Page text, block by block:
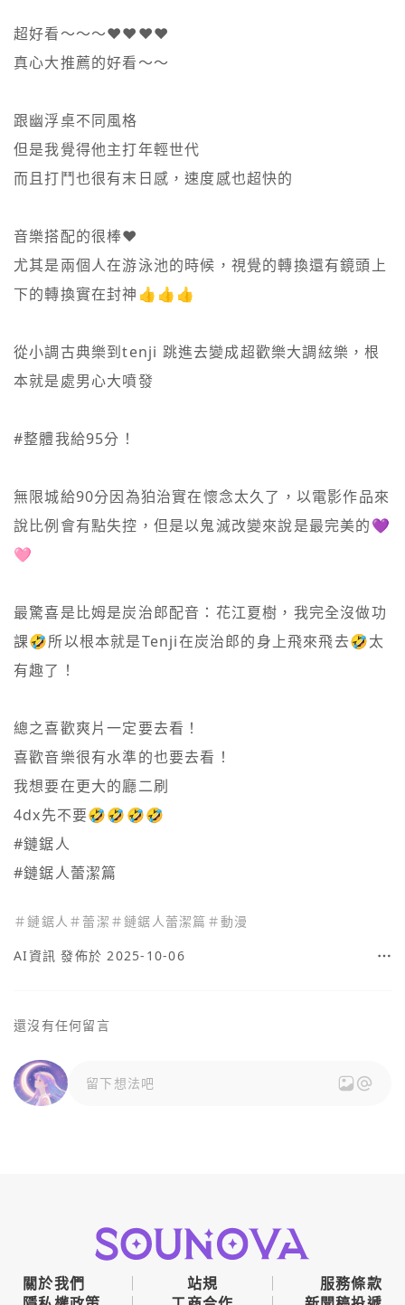
超好看～～～❤️❤️❤️❤️
真心大推薦的好看～～
跟幽浮桌不同風格
但是我覺得他主打年輕世代
而且打鬥也很有末日感，速度感也超快的
音樂搭配的很棒❤️
尤其是兩個人在游泳池的時候，視覺的轉換還有鏡頭上
下的轉換實在封神👍👍👍
從小調古典樂到tenji 跳進去變成超歡樂大調絃樂，根
本就是處男心大噴發
#整體我給95分！
無限城給90分因為狛治實在懷念太久了，以電影作品來
說比例會有點失控，但是以鬼滅改變來說是最完美的💜
🩷
最驚喜是比姆是炭治郎配音：花江夏樹，我完全沒做功
課🤣所以根本就是Tenji在炭治郎的身上飛來飛去🤣太
有趣了！
總之喜歡爽片一定要去看！
喜歡音樂很有水準的也要去看！
我想要在更大的廳二刷
4dx先不要🤣🤣🤣🤣
#鏈鋸人
#鏈鋸人蕾潔篇
＃鏈鋸人 ＃ 蕾潔 ＃鏈鋸人蕾潔篇 ＃動漫
AI資訊發佈於 2025-10-06
還沒有任何留言
留下想法吧
關於我們 站規
服務條款